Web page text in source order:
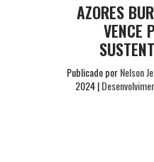
AZORES
VENCE
Publicado porNelson
2024|